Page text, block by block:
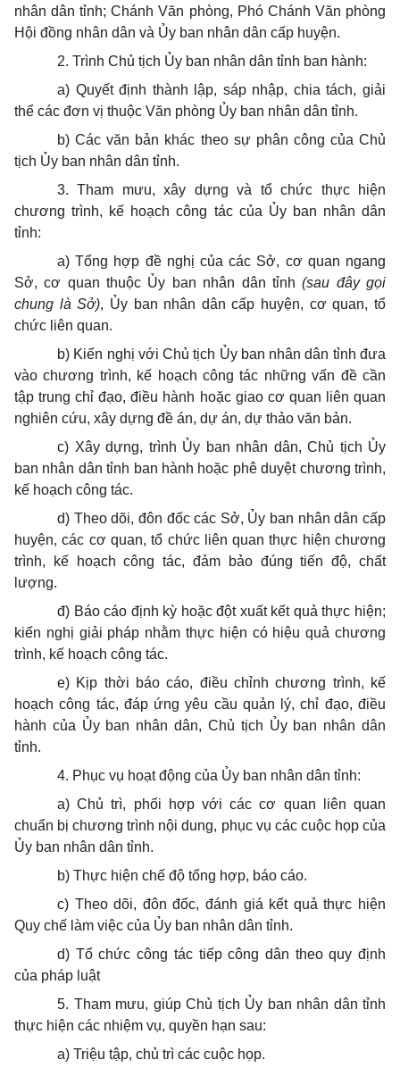
nhân dân tỉnh; Chánh Văn phòng, Phó Chánh Văn phòng
Hội đồng nhân dân và Ủy ban nhân dân cấp huyện.
2. Trình Chủ tịch Ủy ban nhân dân tỉnh ban hành:
a) Quyết định thành lập, sáp nhập, chia tách, giải
thể các đơn vị thuộc Văn phòng Ủy ban nhân dân tỉnh.
b) Các văn bản khác theo sự phân công của Chủ
tịch Ủy ban nhân dân tỉnh.
3. Tham mưu, xây dựng và tổ chức thực hiện
chương trình, kế hoạch công tác của Ủy ban nhân dân
tỉnh:
a) Tổng hợp đề nghị của các Sở, cơ quan ngang
Sở, cơ quan thuộc Ủy ban nhân dân tỉnh(sau đây gọi
chung là Sở), Ủy ban nhân dân cấp huyện, cơ quan,tổ
chức liên quan.
b) Kiến nghị với Chủ tịch Ủy ban nhân dân tỉnh đưa
vào chương trình, kế hoạch công tác những vấn đề cần
tập trung chỉ đạo, điều hành hoặc giao cơ quan liên quan
nghiên cứu, xây dựng đề án, dự án, dự thảo văn bản.
c) Xây dựng, trình Ủy ban nhân dân, Chủ tịch Ủy
ban nhân dân tỉnh ban hành hoặc phê duyệt chương trình,
kế hoạch công tác.
d) Theo dõi, đôn đốc các Sở, Ủy ban nhân dân cấp
huyện, các cơ quan,tổ chứcliên quan thực hiện chương
trình,
kế hoạch công tác, đảm bảo đúng tiến độ, chất
lượng.
đ) Báo cáo định kỳ hoặc đột xuất kết quả thực hiện;
kiến nghị giải pháp nhằm thực hiện có hiệu quả chương
trình, kế hoạch công tác.
e) Kịp thời báo cáo, điều chỉnh chương trình, kế
hoạch công tác, đáp ứng yêu cầu quản lý, chỉ đạo, điều
hành của Ủy ban nhân dân, Chủ tịch Ủy ban nhân dân
tỉnh.
4. Phục vụ hoạt động của Ủy ban nhân dân tỉnh:
a) Chủ trì, phối hợpvới các cơ quan liên quan
chuẩn bị chương trình nội dung, phục vụ các cuộc họp của
Ủy ban nhân dân tỉnh.
b) Thực hiện chế độ tổng hợp, báo cáo.
c) Theo dõi, đôn đốc, đánh giá kết quả thực hiện
Quy chế làm việc của Ủy ban nhân dân tỉnh.
d) Tổ chức công tác tiếp công dân theo quy định
của pháp luật
5. Tham mưu, giúp Chủ tịch Ủy ban nhân dân tỉnh
thực hiện các nhiệm vụ, quyền hạn sau:
a) Triệu tập, chủ trì các cuộc họp.